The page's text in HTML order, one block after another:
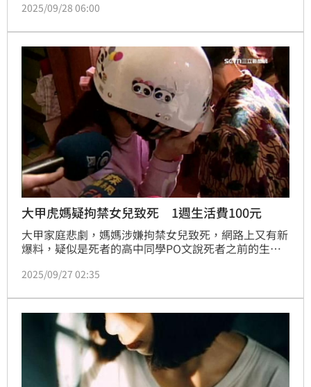
避型人格，也不敢違抗妻子的命令，就算親友看不下去
導致最後來不及阻止悲劇。
2025/09/28 06:00
大甲虎媽疑拘禁女兒致死 1週生活費100元
大甲家庭悲劇，媽媽涉嫌拘禁女兒致死，網路上又有新
爆料，疑似是死者的高中同學PO文說死者之前的生活
她的家庭狀況，像是福利社阿姨會讓她用打掃環境的方
現她瘦了一圈，後來媽媽強制幫她辦休學，同學覺得不
捨但也束手無策。
2025/09/27 02:35